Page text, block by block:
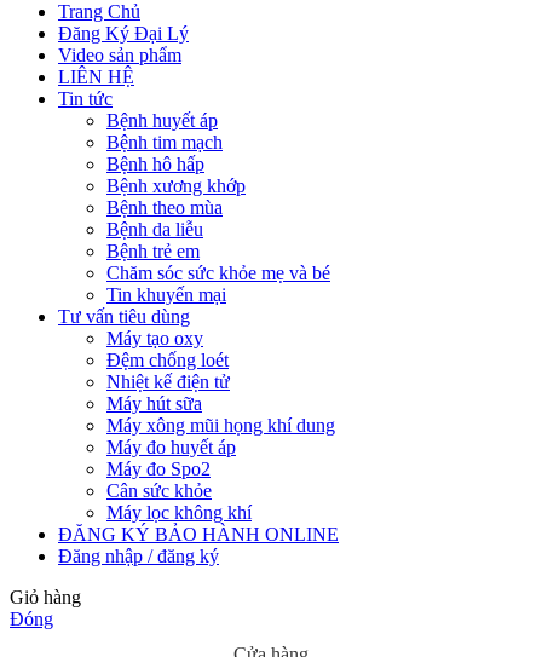
Trang Chủ
Đăng Ký Đại Lý
Video sản phẩm
LIÊN HỆ
Tin tức
Bệnh huyết áp
Bệnh tim mạch
Bệnh hô hấp
Bệnh xương khớp
Bệnh theo mùa
Bệnh da liễu
Bệnh trẻ em
Chăm sóc sức khỏe mẹ và bé
Tin khuyến mại
Tư vấn tiêu dùng
Máy tạo oxy
Đệm chống loét
Nhiệt kế điện tử
Máy hút sữa
Máy xông mũi họng khí dung
Máy đo huyết áp
Máy đo Spo2
Cân sức khỏe
Máy lọc không khí
ĐĂNG KÝ BẢO HÀNH ONLINE
Đăng nhập / đăng ký
Giỏ hàng
Đóng